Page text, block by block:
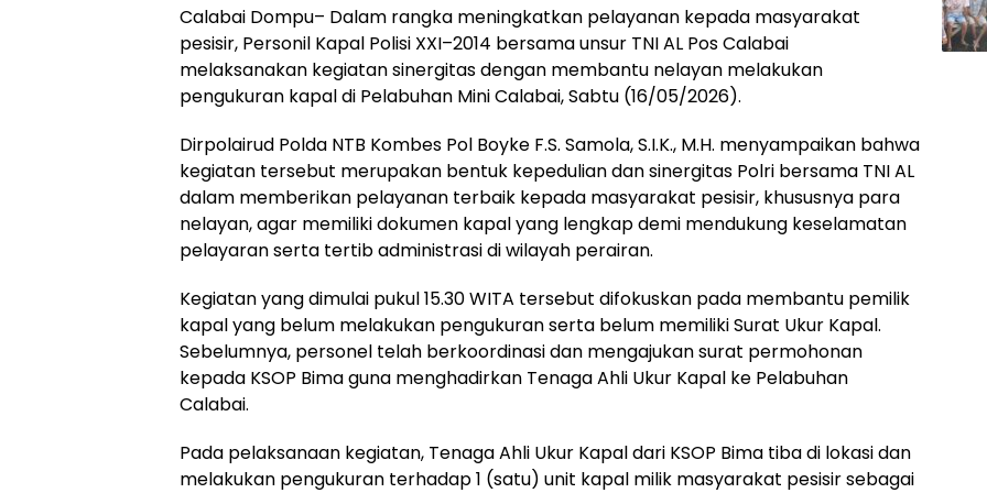
Calabai Dompu– Dalam rangka meningkatkan pelayanan kepada masyarakat
pesisir, Personil Kapal Polisi XXI–2014 bersama unsur TNI AL Pos Calabai
melaksanakan kegiatan sinergitas dengan membantu nelayan melakukan
pengukuran kapal di Pelabuhan Mini Calabai, Sabtu (16/05/2026).
Dirpolairud Polda NTB Kombes Pol Boyke F.S. Samola, S.I.K., M.H. menyampaikan bahwa
kegiatan tersebut merupakan bentuk kepedulian dan sinergitas Polri bersama TNI AL
dalam memberikan pelayanan terbaik kepada masyarakat pesisir, khususnya para
nelayan, agar memiliki dokumen kapal yang lengkap demi mendukung keselamatan
pelayaran serta tertib administrasi di wilayah perairan.
Kegiatan yang dimulai pukul 15.30 WITA tersebut difokuskan pada membantu pemilik
kapal yang belum melakukan pengukuran serta belum memiliki Surat Ukur Kapal.
Sebelumnya, personel telah berkoordinasi dan mengajukan surat permohonan
kepada KSOP Bima guna menghadirkan Tenaga Ahli Ukur Kapal ke Pelabuhan
Calabai.
Pada pelaksanaan kegiatan, Tenaga Ahli Ukur Kapal dari KSOP Bima tiba di lokasi dan
melakukan pengukuran terhadap 1 (satu) unit kapal milik masyarakat pesisir sebagai